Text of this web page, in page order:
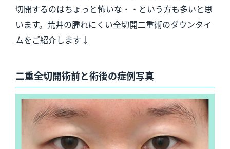
切開するのはちょっと怖いな・・という方も多いと思
います。荒井の腫れにくい全切開二重術のダウンタイ
ムをご紹介します↓
二重全切開術前と術後の症例写真